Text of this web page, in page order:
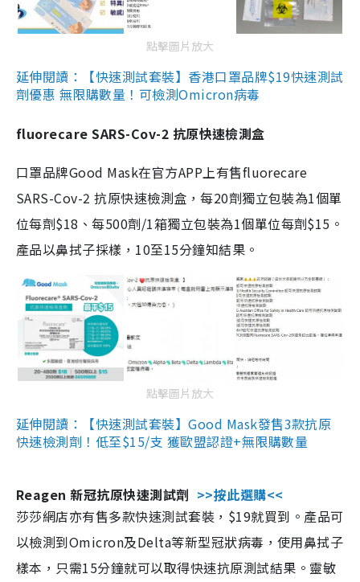
點擊圖片放大
延伸閱讀：【快速測試套裝】香港口罩品牌$19快速測試
劑優惠 無限購數量！可檢測Omicron病毒
fluorecare SARS-Cov-2 抗原快速檢測盒
口罩品牌Good Mask在官方APP上有售fluorecare
SARS-Cov-2 抗原快速檢測盒，每20劑獨立包裝為1個單
位每劑$18、每500劑/1箱獨立包裝為1個單位每劑$15。
產品以鼻拭子採樣，10至15分鐘知結果。
點擊圖片放大
延伸閱讀：【快速測試套裝】Good Mask發售3款抗原
快速檢測劑！低至$15/支 獲歐盟認證+無限購數量
Reagen 新冠抗原快速測試劑 >>按此選購<<
莎莎網店亦有售多款快速測試套裝，$19就買到。產品可
以檢測到Omicron及Delta等新型冠狀病毒，使用鼻拭子
樣本，只需15分鐘就可以取得快速抗原測試結果。靈敏